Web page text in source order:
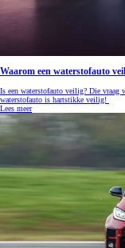
Waarom een waterstofauto
Is een waterstofauto veilig? Die vraag
waterstofauto is hartstikke veilig!
Lees meer